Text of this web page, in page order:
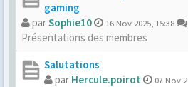
gaming
parSophie10 16 Nov 2025, 15:38
Présentations des membres
Salutations
par Hercule.poirot 07 Nov